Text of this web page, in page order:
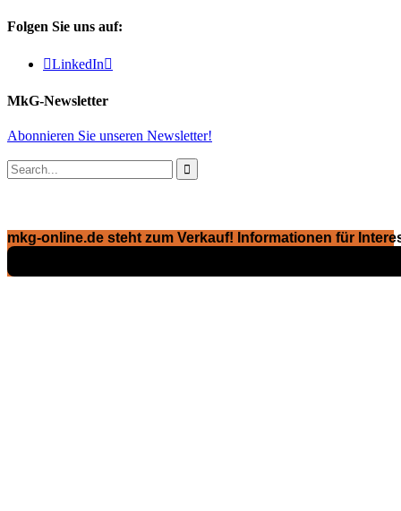
Folgen Sie uns auf:
LinkedIn
MkG-Newsletter
Abonnieren Sie unseren Newsletter!

mkg-online.de steht zum Verkauf! Informationen für